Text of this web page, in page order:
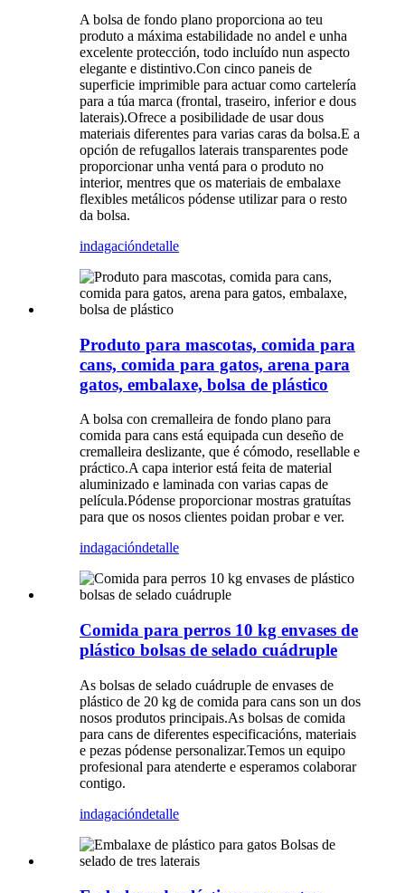
A bolsa de fondo plano proporciona ao teu
produto a máxima estabilidade no andel e unha
excelente protección, todo incluído nun aspecto
elegante e distintivo.Con cinco paneis de
superficie imprimible para actuar como cartelería
para a túa marca (frontal, traseiro, inferior e dous
laterais).Ofrece a posibilidade de usar dous
materiais diferentes para varias caras da bolsa.E a
opción de refugallos laterais transparentes pode
proporcionar unha ventá para o produto no
interior, mentres que os materiais de embalaxe
flexibles metálicos pódense utilizar para o resto
da bolsa.
indagacióndetalle
Produto para mascotas, comida para
cans, comida para gatos, arena para
gatos, embalaxe, bolsa de plástico
A bolsa con cremalleira de fondo plano para
comida para cans está equipada cun deseño de
cremalleira deslizante, que é cómodo, resellable e
práctico.A capa interior está feita de material
aluminizado e laminada con varias capas de
película.Pódense proporcionar mostras gratuítas
para que os nosos clientes poidan probar e ver.
indagacióndetalle
Comida para perros 10 kg envases de
plástico bolsas de selado cuádruple
As bolsas de selado cuádruple de envases de
plástico de 20 kg de comida para cans son un dos
nosos produtos principais.As bolsas de comida
para cans de diferentes especificacións, materiais
e pezas pódense personalizar.Temos un equipo
profesional para atenderte e esperamos colaborar
contigo.
indagacióndetalle